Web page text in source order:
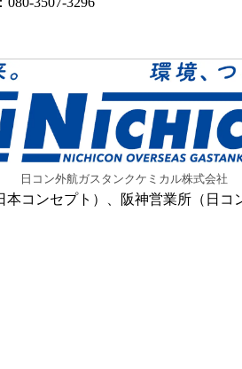
日コン外航ガスタンクケミカル株式会社
コンセプト）、阪神営業所（日コ